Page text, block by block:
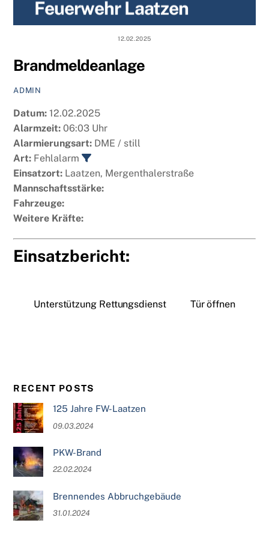
Feuerwehr Laatzen
12.02.2025
Brandmeldeanlage
ADMIN
Datum: 12.02.2025
Alarmzeit: 06:03 Uhr
Alarmierungsart: DME / still
Art: Fehlalarm
Einsatzort: Laatzen, Mergenthalerstraße
Mannschaftsstärke:
Fahrzeuge:
Weitere Kräfte:
Einsatzbericht:
Unterstützung Rettungsdienst Tür öffnen
RECENT POSTS
125 Jahre FW-Laatzen
09.03.2024
PKW-Brand
22.02.2024
Brennendes Abbruchgebäude
31.01.2024